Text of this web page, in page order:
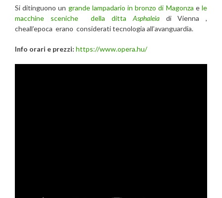
Si ditinguono un grande lampadario in bronzo di Magonza ele
macchine sceniche della ditta Asphaleiadi Vienna ,
cheall’epoca erano considerati tecnologia all’avanguardia.
Info orari e prezzi: https://www.opera.hu/